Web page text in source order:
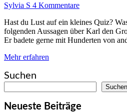
Sylvia S 4 Kommentare
Hast du Lust auf ein kleines Quiz? Was denkst du, welche der
folgenden Aussagen über Karl den
Er badete gerne mit Hunderten von
Mehr erfahren
Suchen
Suchen
Neueste Beiträge